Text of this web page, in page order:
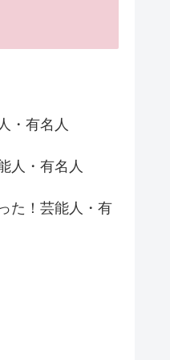
・有名人
人・有名人
た！芸能人・有